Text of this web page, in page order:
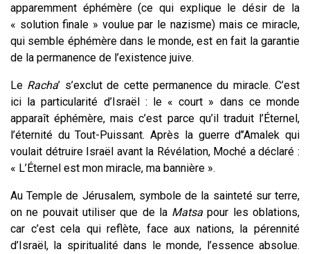
apparemment éphémère (ce qui explique le désir de la
« solution finale » voulue par le nazisme) mais ce miracle,
qui semble éphémère dans le monde, est en fait la garantie
de la permanence de l’existence juive.
Le Racha’ s’exclut de cette permanencedu miracle. C’est
ici la particularité d’Israël : le « court » dans ce monde
apparaît éphémère, mais c’est parce qu’il traduit l’Éternel,
l’éternité du Tout-Puissant. Après la guerre d’’Amalek qui
voulait détruire Israël avant la Révélation, Moché a déclaré :
« L’Éternel est mon miracle, ma bannière ».
Au Temple de Jérusalem, symbole de la sainteté sur terre,
on ne pouvait utiliser que de la Matsa pour les oblations,
car c’est cela qui reflète, face aux nations, la pérennité
d’Israël, la spiritualité dans le monde, l’essenceabsolue.